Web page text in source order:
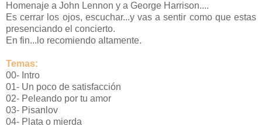
Homenaje a John Lennon y a George Harrison....
Es cerrar los ojos, escuchar...y vas a sentir como que estas
presenciando el concierto.
En fin...lo recomiendo altamente.
Temas:
00- Intro
01- Un poco de satisfacción
02- Peleando por tu amor
03- Pisanlov
04- Plata o mierda